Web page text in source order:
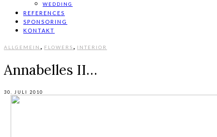
WEDDING
REFERENCES
SPONSORING
KONTAKT
ALLGEMEIN , FLOWERS , INTERIOR
Annabelles II…
30. JULI 2010